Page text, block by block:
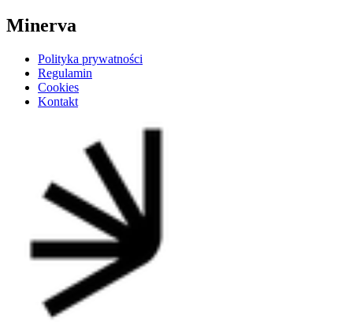
Minerva
Polityka prywatności
Regulamin
Cookies
Kontakt